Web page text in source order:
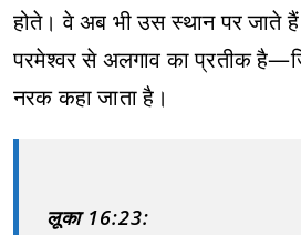
होते। वे अब भी उस स्थान पर जाते
परमेश्वर से अलगाव का प्रतीक
नरक कहा जाता है।
लूका 16:23: